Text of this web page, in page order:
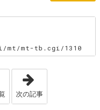
mt/mt-tb.cgi/1310
苦手な男性の共通点とは？」
次の記事